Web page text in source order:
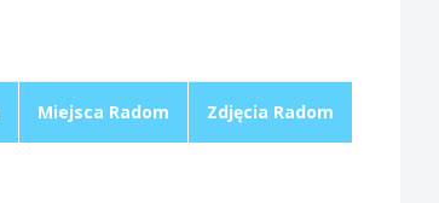
Miejsca Radom Zdjęcia Radom